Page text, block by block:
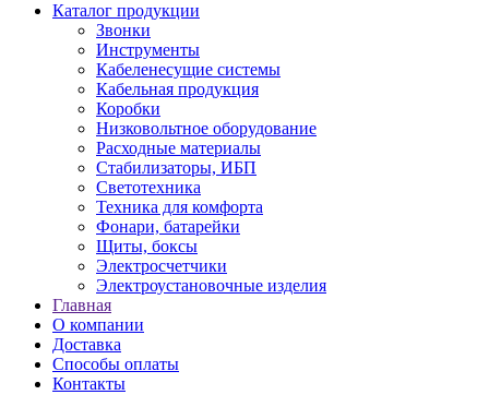
Каталог продукции
Звонки
Инструменты
Кабеленесущие системы
Кабельная продукция
Коробки
Низковольтное оборудование
Расходные материалы
Стабилизаторы, ИБП
Светотехника
Техника для комфорта
Фонари, батарейки
Щиты, боксы
Электросчетчики
Электроустановочные изделия
Главная
О компании
Доставка
Способы оплаты
Контакты